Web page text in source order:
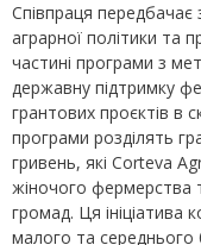
Співпраця передбачає
аграрної політики та
частині програми з
державну підтримку
грантових проєктів в
програми розділять
гривень, які Corteva
жіночого фермерства
громад. Ця ініціатива
малого та середнього